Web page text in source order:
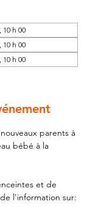
10 h 00
10 h 00
10 h 00
parents à
bébé à la
et de
l'information sur: